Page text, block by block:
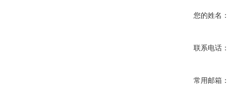
您的姓名
联系电话
常用邮箱